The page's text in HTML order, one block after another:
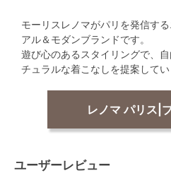
モーリスレノマがパリを発信す
アル＆モダンブランドです。
遊び心のあるスタイリングで、
チュラルな着こなしを提案してい
レノマ パリス|
ユーザーレビュー